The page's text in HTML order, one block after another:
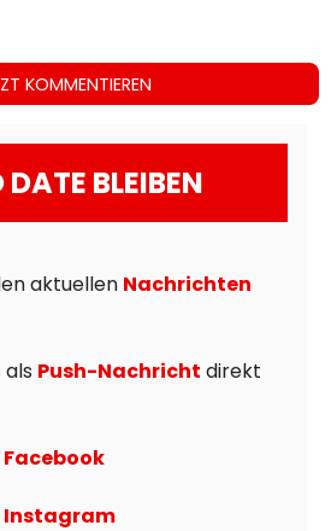
KOMMENTIEREN
DATE BLEIBEN
aktuellen Nachrichten
als Push-Nachricht direkt
Facebook
Instagram